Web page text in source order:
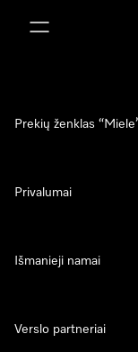
Prekių ženklas
Privalumai
Išmanieji namai
Verslo partneriai